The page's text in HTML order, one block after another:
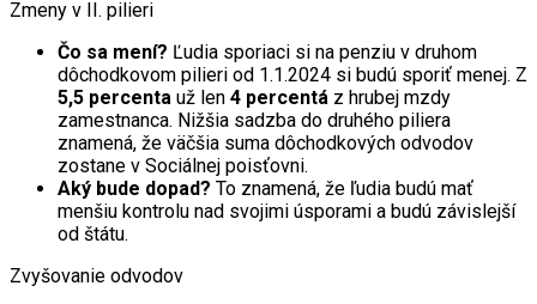
Zmeny v II. pilieri
Čo sa mení? Ľudia sporiaci si na penziu v druhom
dôchodkovom pilieri od 1.1.2024 si budú sporiť menej. Z
5,5 percenta už len 4 percentá z hrubej mzdy
zamestnanca. Nižšia sadzba do druhého piliera
znamená, že väčšia suma dôchodkových odvodov
zostane v Sociálnej poisťovni.
Aký bude dopad? To znamená, že ľudia budú mať
menšiu kontrolu nad svojimi úsporami a budú závislejší
od štátu.
Zvyšovanie odvodov